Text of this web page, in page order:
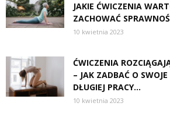
JAKIE ĆWICZENIA
ZACHOWAĆ
10 kwietnia 2023
ĆWICZENIA
– JAK ZADBAĆ O
DŁUGIEJ PRACY...
10 kwietnia 2023